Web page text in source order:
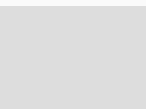
éléments de cette page comme des